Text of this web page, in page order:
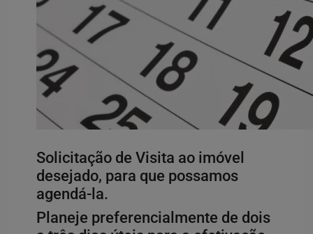
Solicitação de Visita ao imóvel
desejado, para que possamos
agendá-la.
Planeje preferencialmente de dois